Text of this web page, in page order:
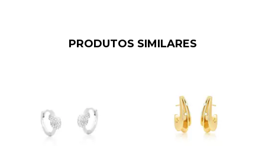
PRODUTOS SIMILARES